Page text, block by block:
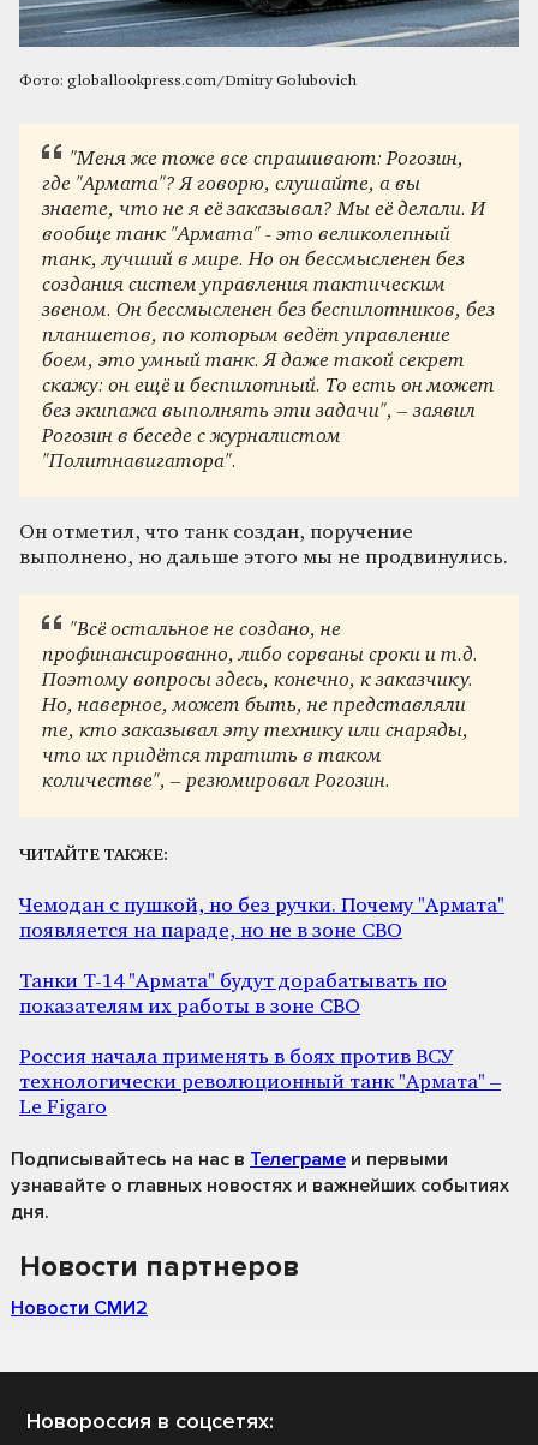
Фото: globallookpress.com/Dmitry Golubovich
"Меня же тоже все спрашивают: Рогозин,
где "Армата"? Я говорю, слушайте, а вы
знаете, что не я её заказывал? Мы её делали. И
вообще танк "Армата" - это великолепный
танк, лучший в мире. Но он бессмысленен без
создания систем управления тактическим
звеном. Он бессмысленен без беспилотников, без
планшетов, по которым ведёт управление
боем, это умный танк. Я даже такой секрет
скажу: он ещё и беспилотный. То есть он может
без экипажа выполнять эти задачи", – заявил
Рогозин в беседе с журналистом
"Политнавигатора".
Он отметил, что танк создан, поручение
выполнено, но дальше этого мы не продвинулись.
"Всё остальное не создано, не
профинансированно, либо сорваны сроки и т.д.
Поэтому вопросы здесь, конечно, к заказчику.
Но, наверное, может быть, не представляли
те, кто заказывал эту технику или снаряды,
что их придётся тратить в таком
количестве", – резюмировал Рогозин.
ЧИТАЙТЕ ТАКЖЕ:
Чемодан с пушкой, но без ручки. Почему "Армата"
появляется на параде, но не в зоне СВО
Танки Т-14 "Армата" будут дорабатывать по
показателям их работы в зоне СВО
Россия начала применять в боях против ВСУ
технологически революционный танк "Армата" –
Le Figaro
Подписывайтесь на нас в Телеграме и первыми
узнавайте о главных новостях и важнейших событиях
дня.
Новости партнеров
Новости СМИ2
Новороссия в соцсетях: